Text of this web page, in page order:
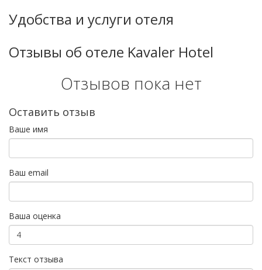
Удобства и услуги отеля
Отзывы об отеле Kavaler Hotel
Отзывов пока нет
Оставить отзыв
Ваше имя
Ваш email
Ваша оценка
Текст отзыва